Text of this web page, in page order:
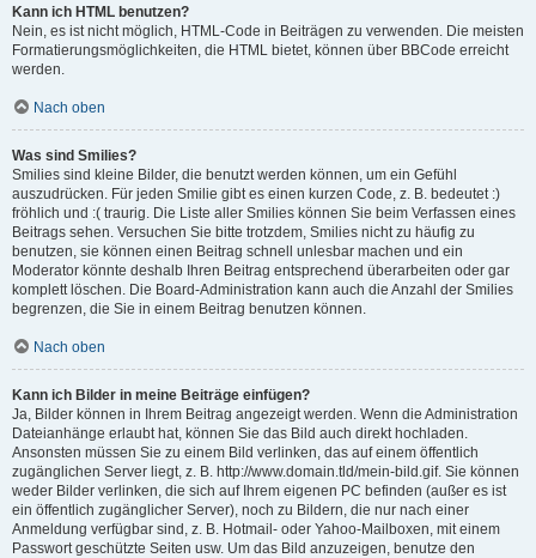
Kann ich HTML benutzen?
Nein, es ist nicht möglich, HTML-Code in Beiträgen zu verwenden. Die meisten
Formatierungsmöglichkeiten, die HTML bietet, können über BBCode erreicht
werden.
Nach oben
Was sind Smilies?
Smilies sind kleine Bilder, die benutzt werden können, um ein Gefühl
auszudrücken. Für jeden Smilie gibt es einen kurzen Code, z. B. bedeutet :)
fröhlich und :( traurig. Die Liste aller Smilies können Sie beim Verfassen eines
Beitrags sehen. Versuchen Sie bitte trotzdem, Smilies nicht zu häufig zu
benutzen, sie können einen Beitrag schnell unlesbar machen und ein
Moderator könnte deshalb Ihren Beitrag entsprechend überarbeiten oder gar
komplett löschen. Die Board-Administration kann auch die Anzahl der Smilies
begrenzen, die Sie in einem Beitrag benutzen können.
Nach oben
Kann ich Bilder in meine Beiträge einfügen?
Ja, Bilder können in Ihrem Beitrag angezeigt werden. Wenn die Administration
Dateianhänge erlaubt hat, können Sie das Bild auch direkt hochladen.
Ansonsten müssen Sie zu einem Bild verlinken, das auf einem öffentlich
zugänglichen Server liegt, z. B. http://www.domain.tld/mein-bild.gif. Sie können
weder Bilder verlinken, die sich auf Ihrem eigenen PC befinden (außer es ist
ein öffentlich zugänglicher Server), noch zu Bildern, die nur nach einer
Anmeldung verfügbar sind, z. B. Hotmail- oder Yahoo-Mailboxen, mit einem
Passwort geschützte Seiten usw. Um das Bild anzuzeigen, benutze den